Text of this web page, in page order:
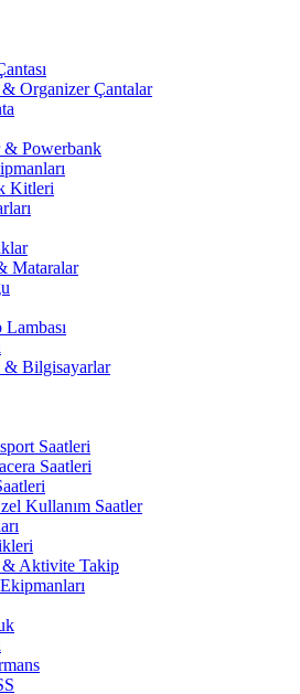
& Organizer Çantalar
& Powerbank
Kitleri
Mataralar
& Bilgisayarlar
Saatleri
Saatleri
Kullanım Saatler
Aktivite Takip